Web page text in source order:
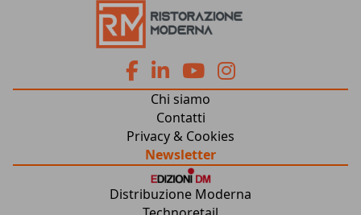
fa
fa-
facebook
fa
fa-
linkedin
fab
fa-
youtube
fab
Chi siamo
Contatti
Privacy & Cookies
Newsletter
Distribuzione Moderna